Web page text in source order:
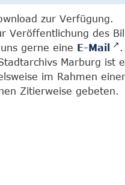
zur Verfügung.
Veröffentlichung des
gerne eine E-Mail
.
Marburg
im Rahmen
Zitierweise gebeten.